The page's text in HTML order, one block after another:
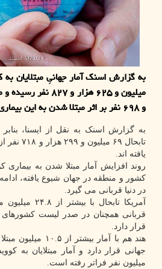
و ۶۹۸ نفر بر اثر مبتلا شدن به این بیماری تأیید شده است.
به گزارش اسنک به نقل از ایسنا، بنابر
یافته اند.
کشور و منطقه در جهان شیوع یافته،
در دنیا قربانی می گیرد.
قرار دارد.
هند هم با آمار
میلیون نفر فراتر رفته است.